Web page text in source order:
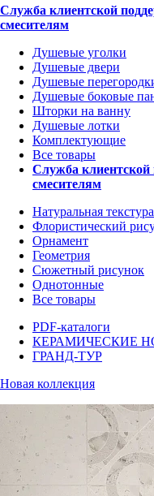
Служба клиентской
смесителям
Душевые уголки
Душевые двери
Душевые
Душевые боковые
Шторки на ванну
Душевые лотки
Комплектующие
Все товары
Служба клиентской
смесителям
Натуральная текстура
Флористический
Орнамент
Геометрия
Сюжетный рисунок
Однотонные
Все товары
PDF-каталоги
КЕРАМИЧЕСКИЕ
ГРАНД-ТУР
Новая коллекция